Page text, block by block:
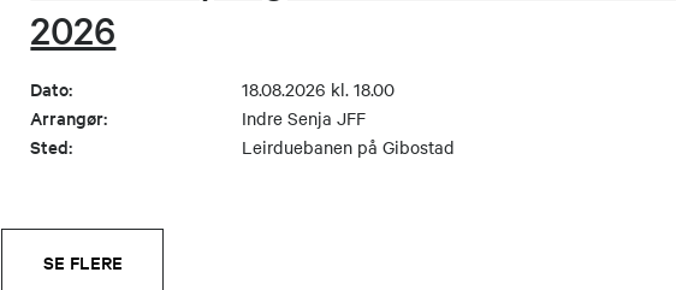
2026
Dato: 18.08.2026 kl. 18.00
Arrangør: Indre Senja JFF
Sted: Leirduebanen på Gibostad
SE FLERE